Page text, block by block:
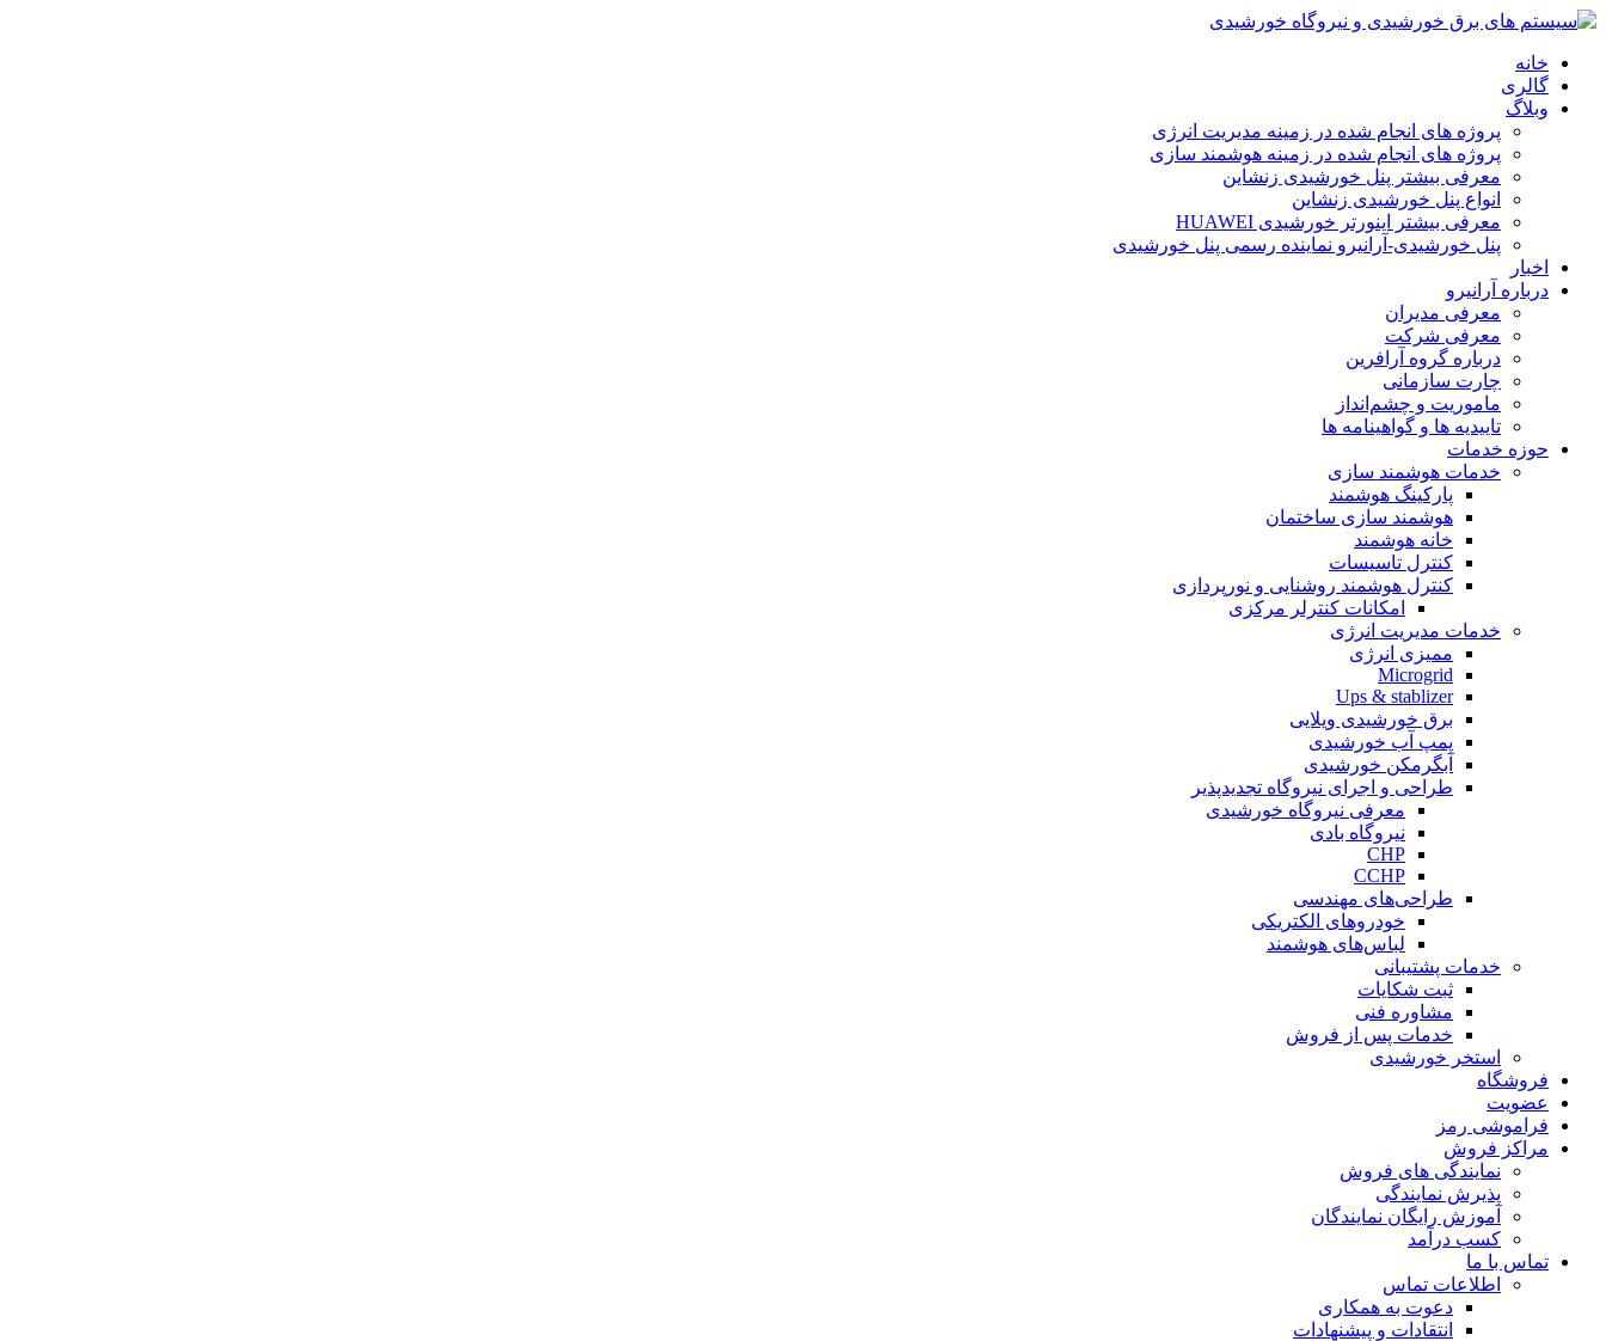
خانه
گالری
وبلاگ
پروژه های انجام شده در زمینه مدیریت انرژی
پروژه های انجام شده در زمینه هوشمند سازی
معرفی بیشتر پنل خورشیدی زنشاین
انواع پنل خورشیدی زنشاین
معرفی بیشتر اینورتر خورشیدی HUAWEI
پنل خورشیدی-آرانیرو نماینده رسمی پنل خورشیدی
اخبار
درباره آرانیرو
معرفی مدیران
معرفی شرکت
درباره گروه آرافرین
چارت سازمانی
ماموریت و چشم‌انداز
تاییدیه ها و گواهینامه ها
حوزه خدمات
خدمات هوشمند سازی
پارکینگ هوشمند
هوشمند سازی ساختمان
خانه هوشمند
کنترل تاسیسات
کنترل هوشمند روشنایی و نورپردازی
امکانات کنترلر مرکزی
خدمات مدیریت انرژی
ممیزی انرژی
Microgrid
Ups & stablizer
برق خورشیدی ویلایی
پمپ آب خورشیدی
آبگرمکن خورشیدی
طراحی و اجرای نیروگاه تجدیدپذیر
معرفی نیروگاه خورشیدی
نیروگاه بادی
CHP
CCHP
طراحی‌های مهندسی
خودروهای الکتریکی
لباس‌های هوشمند
خدمات پشتیبانی
ثبت شکایات
مشاوره فنی
خدمات پس از فروش
استخر خورشیدی
فروشگاه
عضویت
فراموشی رمز
مراکز فروش
نمایندگی های فروش
پذیرش نمایندگی
آموزش رایگان نمایندگان
کسب درآمد
تماس با ما
اطلاعات تماس
دعوت به همکاری
انتقادات و پیشنهادات